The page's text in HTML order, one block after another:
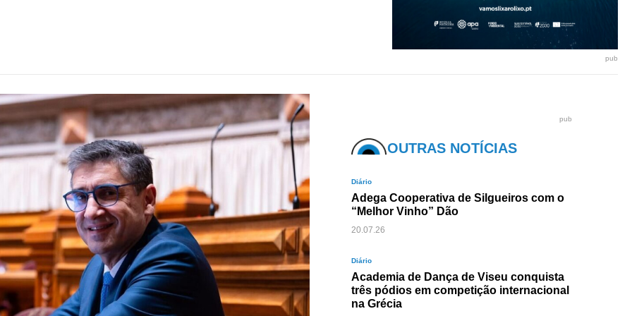
pub
pub
OUTRAS NOTÍCIAS
Diário
Adega Cooperativa de Silgueiros com o
“Melhor Vinho” Dão
20.07.26
Diário
Academia de Dança de Viseu conquista
três pódios em competição internacional
na Grécia